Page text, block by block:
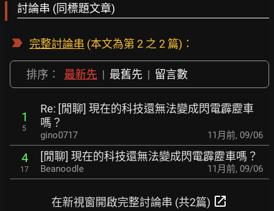
討論串 (同標題文章)
完整討論串 (本文為第 2 之 2 篇)：
排序： 最新先 | 最舊先 | 留言數
1
5
Re: [閒聊] 現在的科技還無法變成閃電霹靂車
嗎？
gino0717 11月前, 09/06
4
17
[閒聊] 現在的科技還無法變成閃電霹靂車嗎？
Beanoodle 11月前, 09/06
在新視窗開啟完整討論串 (共2篇) open_in_new